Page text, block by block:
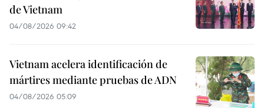
de Vietnam
04/08/2026 09:42
Vietnam acelera identificación de
mártires mediante pruebas de ADN
04/08/2026 05:09